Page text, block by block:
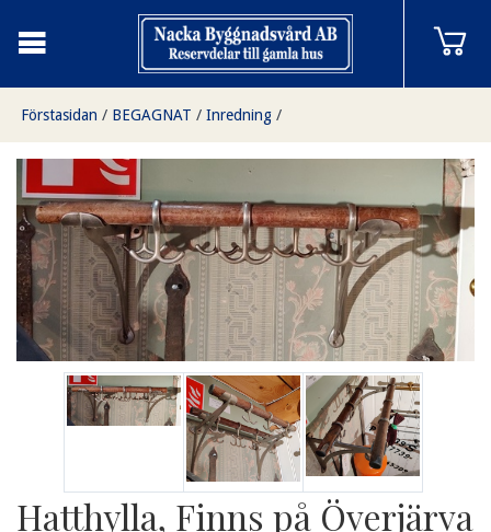
Förstasidan / BEGAGNAT / Inredning /
Hatthylla, Finns på Överjärva
Hatthylla, Finns på Överjärva